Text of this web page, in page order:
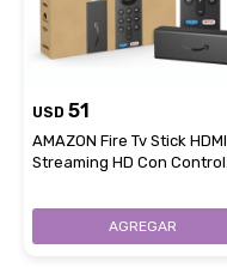
USD 51
AMAZON Fire Tv Stick HDMI
Streaming HD Con Control